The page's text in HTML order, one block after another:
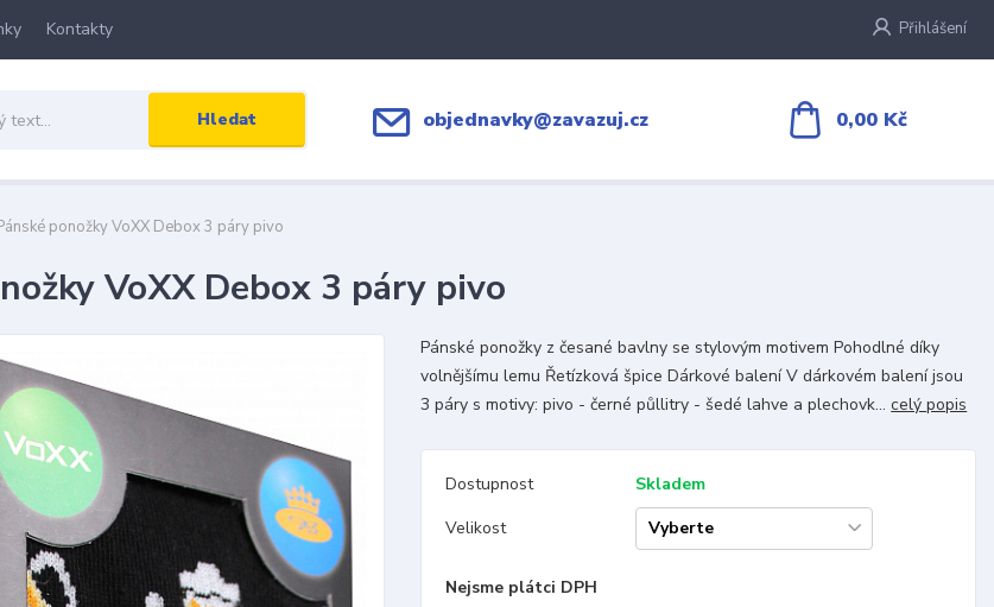
Kontakty Přihlášení
Hledat objednavky@zavazuj.cz 0,00 Kč
ponožky VoXX Debox 3 páry pivo
VoXX Debox 3 páry pivo
Pánské ponožky z česané bavlny se stylovým motivem Pohodlné díky
volnějšímu lemu Řetízková špice Dárkové balení V dárkovém balení jsou
3 páry s motivy: pivo - černé půllitry - šedé lahve a plechovk...celý popis
Dostupnost
Skladem
Velikost
Nejsme plátci DPH